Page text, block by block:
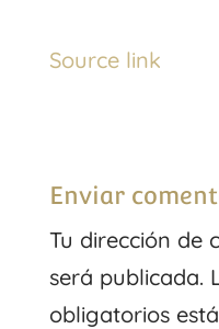
Source link
Enviar
Tu dirección de
será publicada.
obligatorios